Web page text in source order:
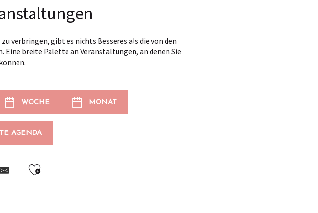
verbringen, gibt es nichts Besseres als die von den
breite Palette an Veranstaltungen, an denen Sie
WOCHE MONAT
AGENDA
Ajouter aux favoris